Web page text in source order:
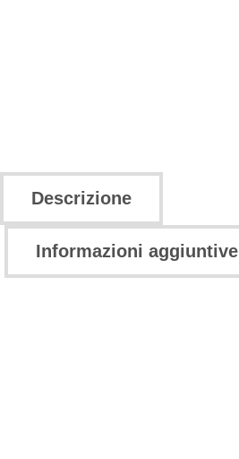
Descrizione
Informazioni aggiuntive